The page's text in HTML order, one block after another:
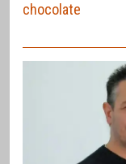
chocolate